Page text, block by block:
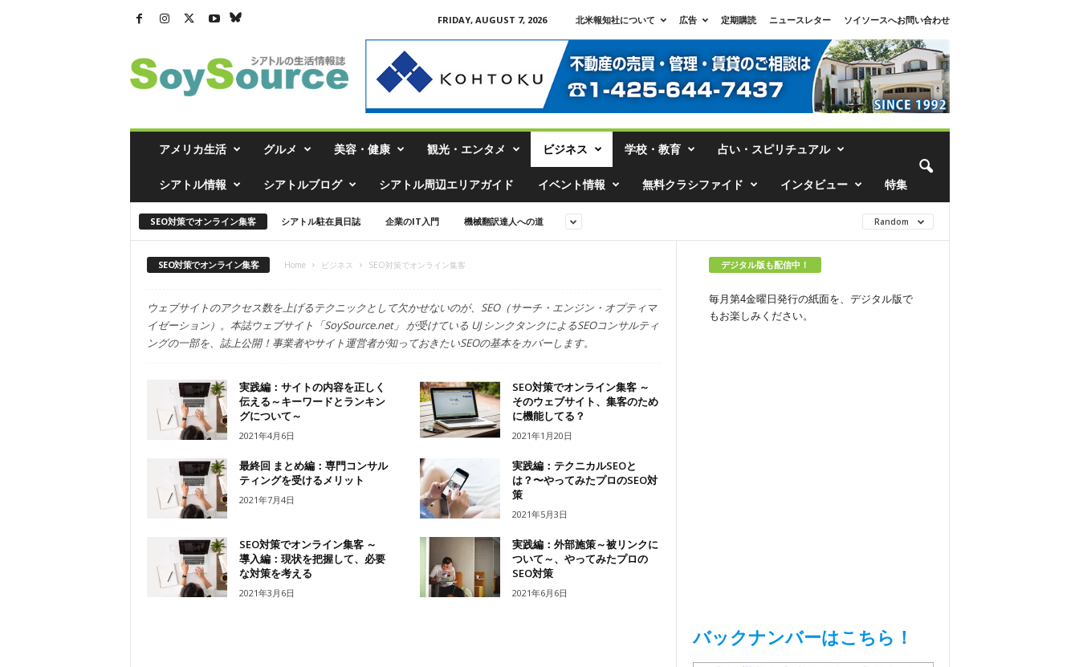
FRIDAY, AUGUST 7, 2026 北米報知社について 広告 定期購読 ニュースレター
ソイソースへお問い合わせ
ト
ル
イ
アメリカ生活 グルメ 美容・健康 観光・エンタメ ビジネス 学校・教育 占い・スピリチュアル
シアトル情報 シアトルブログ シアトル周辺エリアガイド イベント情報 無料クラシファイド インタビュー 特集
SEO対策でオンライン集客 シアトル駐在員日誌 企業のIT入門 機械翻訳達人への道 Random
SEO対策でオンライン集客 Home ビジネス SEO対策でオンライン集客
ウェブサイトのアクセス数を上げるテクニックとして欠かせないのが、SEO（サーチ・エンジン・オプティマ
イゼーション）。本誌ウェブサイト「SoySource.net」 が受けている UJ シンクタンクによるSEOコンサルティ
ングの一部を、誌上公開！事業者やサイト運営者が知っておきたいSEOの基本をカバーします。
実践編：サイトの内容を正しく
伝える～キーワードとランキン
グについて～
2021年4月6日
SEO対策でオンライン集客 ～
そのウェブサイト、集客のため
に機能してる？
2021年1月20日
最終回 まとめ編：専門コンサル
ティングを受けるメリット
2021年7月4日
実践編：テクニカルSEOと
は？〜やってみたプロのSEO対
策
2021年5月3日
SEO対策でオンライン集客 ～
導入編：現状を把握して、必要
な対策を考える
2021年3月6日
実践編：外部施策～被リンクに
ついて～、やってみたプロの
SEO対策
2021年6月6日
デジタル版も配信中！
毎月第4金曜日発行の紙面を、デジタル版で
もお楽しみください。
バックナンバーはこちら！